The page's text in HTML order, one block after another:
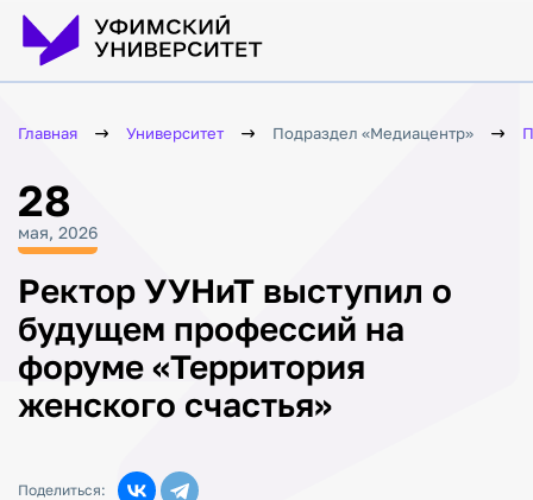
Главная Университет Подраздел «Медиацентр»
28
мая, 2026
Ректор УУНиТ выступил о
будущем профессий на
форуме «Территория
женского счастья»
Поделиться: